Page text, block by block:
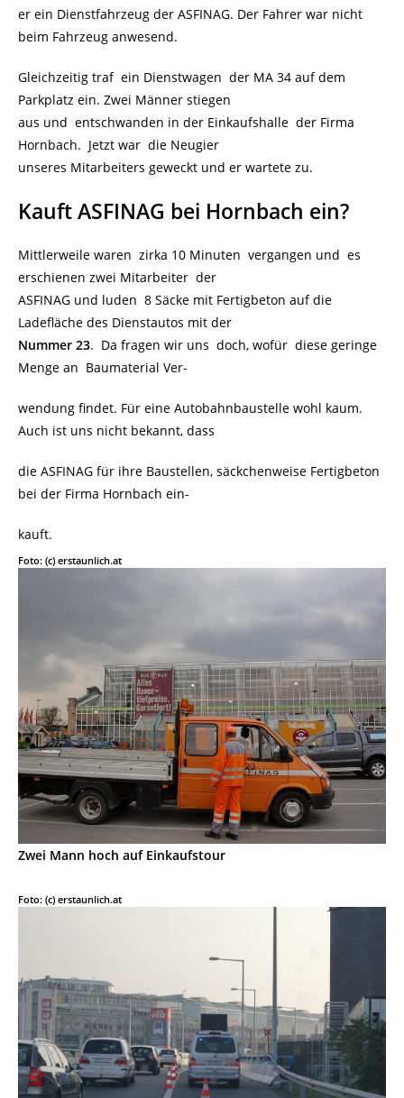
er ein Dienstfahrzeug der ASFINAG. Der Fahrer war nicht
beim Fahrzeug anwesend.
Gleichzeitig traf ein Dienstwagen der MA 34 auf dem
Parkplatz ein. Zwei Männer stiegen
aus und entschwanden in der Einkaufshalle der Firma
Hornbach. Jetzt war die Neugier
unseres Mitarbeiters geweckt und er wartete zu.
Kauft ASFINAG bei Hornbach ein?
Mittlerweile waren zirka 10 Minuten vergangen und es
erschienen zwei Mitarbeiter der
ASFINAG und luden 8 Säcke mit Fertigbeton auf die
Ladefläche des Dienstautos mit der
Nummer 23. Da fragen wir uns doch, wofür diese geringe
Menge an Baumaterial Ver-
wendung findet. Für eine Autobahnbaustelle wohl kaum.
Auch ist uns nicht bekannt, dass
die ASFINAG für ihre Baustellen, säckchenweise Fertigbeton
bei der Firma Hornbach ein-
kauft.
Foto: (c) erstaunlich.at
Zwei Mann hoch auf Einkaufstour
Foto: (c) erstaunlich.at